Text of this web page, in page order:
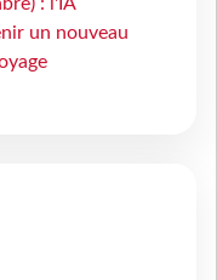
un nouveau